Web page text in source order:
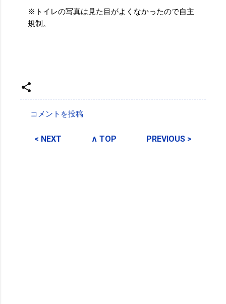
※トイレの写真は見た目がよくなかったので自主
規制。
メ
コメントを投稿
< NEXT ∧ TOP PREVIOUS >